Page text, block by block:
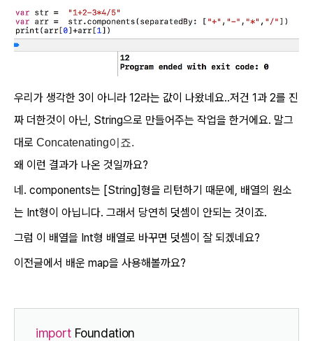
우리가 생각한 3이 아니라 12라는 값이 나왔네요..저건 1과 2를 진
짜 더한것이 아닌, String으로 만들어주는 작업을 한거에요. 말그
대로 Concatenating이죠.
왜 이런 결과가 나온 것일까요?
네. components는 [String]형을 리턴하기 때문에, 배열의 원소
는 Int형이 아닙니다. 그래서 당연히 덧셈이 안되는 것이죠.
그럼 이 배열을 Int형 배열로 바꾸면 덧셈이 잘 되겠네요?
이전글에서 배운 map을 사용해볼까요?
import Foundation